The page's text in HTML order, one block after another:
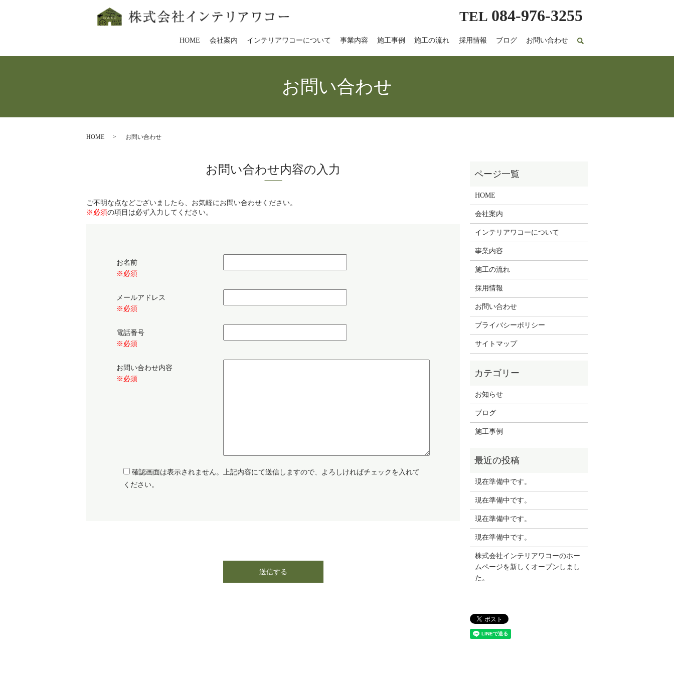
HOME 会社案内 インテリアワコーについて 事業内容 施工事例 施工の流れ 採用情報 ブログ お問い合わせ
TEL 084-976-3255
お問い合わせ
HOME お問い合わせ
お問い合わせ内容の入力
ご不明な点などございましたら、お気軽にお問い合わせください。
※必須の項目は必ず入力してください。
お名前
※必須
メールアドレス
※必須
電話番号
※必須
お問い合わせ内容
※必須
確認画面は表示されません。上記内容にて送信しますので、よろしければチェックを入れて
ください。
HOME
会社案内
インテリアワコーについて
事業内容
施工の流れ
採用情報
お問い合わせ
プライバシーポリシー
サイトマップ
お知らせ
ブログ
施工事例
現在準備中です。
現在準備中です。
現在準備中です。
現在準備中です。
株式会社インテリアワコーのホー
ムページを新しくオープンしまし
た。